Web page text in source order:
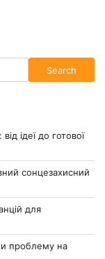
Search
ідеї до готової
сонцезахисний
для
проблему на